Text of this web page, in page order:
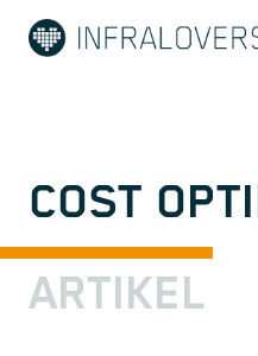
COST
ARTIKEL